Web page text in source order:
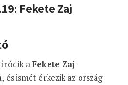
Fekete Zaj
íródik aFekete Zaj
és ismét érkezik az ország